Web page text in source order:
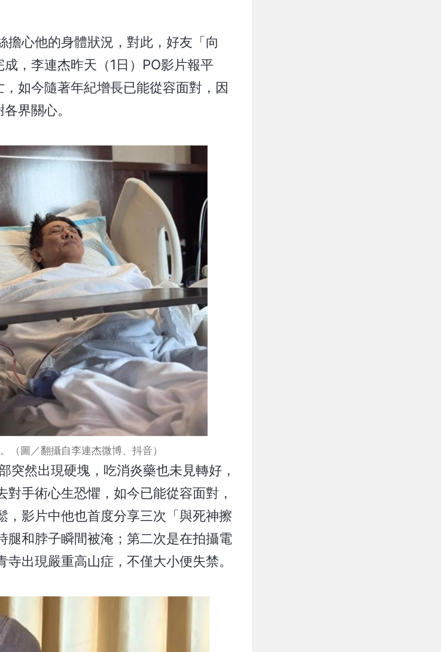
心他的身體狀況，對此，好友「向
，李連杰昨天（1日）PO影片報平
如今隨著年紀增長已能從容面對，因
界關心。
（圖／翻攝自李連杰微博、抖音）
突然出現硬塊，吃消炎藥也未見轉好，
手術心生恐懼，如今已能從容面對，
，影片中他也首度分享三次「與死神擦
腿和脖子瞬間被淹；第二次是在拍攝電
出現嚴重高山症，不僅大小便失禁。